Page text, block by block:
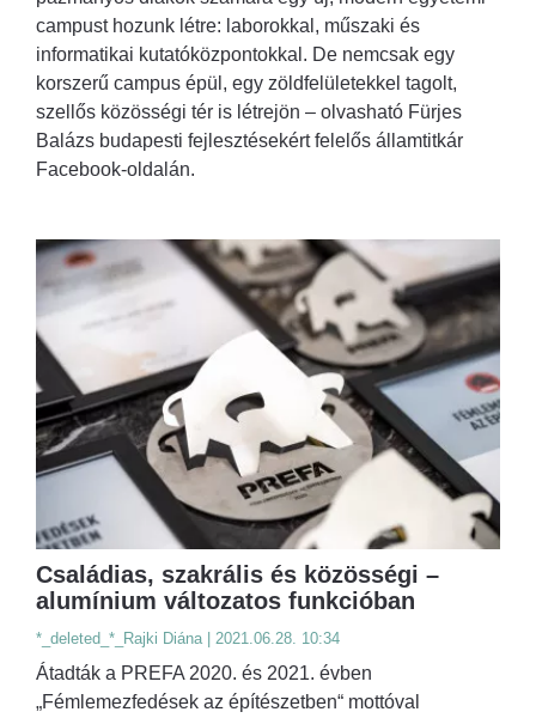
campust hozunk létre: laborokkal, műszaki és
informatikai kutatóközpontokkal. De nemcsak egy
korszerű campus épül, egy zöldfelületekkel tagolt,
szellős közösségi tér is létrejön – olvasható Fürjes
Balázs budapesti fejlesztésekért felelős államtitkár
Facebook-oldalán.
Családias, szakrális és közösségi –
alumínium változatos funkcióban
*_deleted_*_Rajki Diána | 2021.06.28. 10:34
Átadták a PREFA 2020. és 2021. évben
„Fémlemezfedések az építészetben“ mottóval